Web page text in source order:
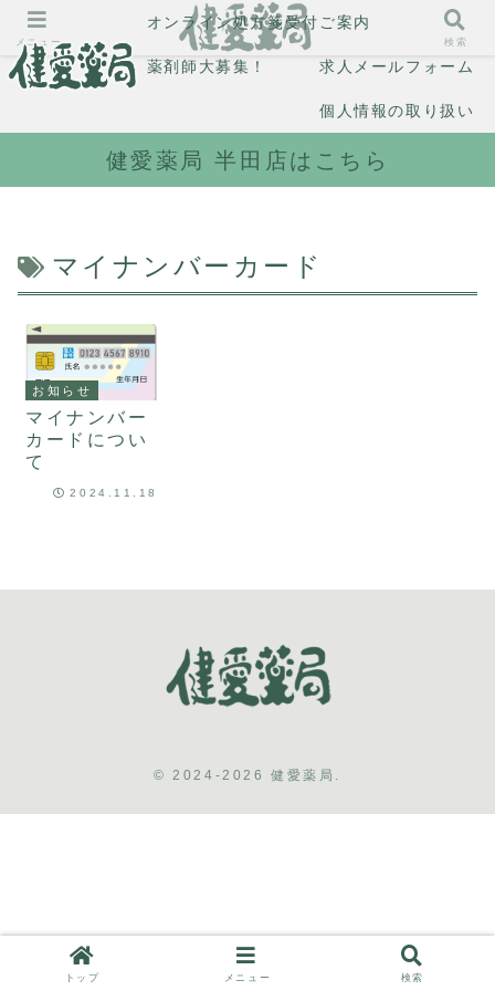
オンライン処方箋受付ご案内
薬剤師大募集！ 求人メールフォーム
個人情報の取り扱い
健愛薬局 半田店はこちら
マイナンバーカード
お知らせ
マイナンバー
カードについ
て
2024.11.18
© 2024-2026 健愛薬局.
メニュー 検索
トップ メニュー 検索